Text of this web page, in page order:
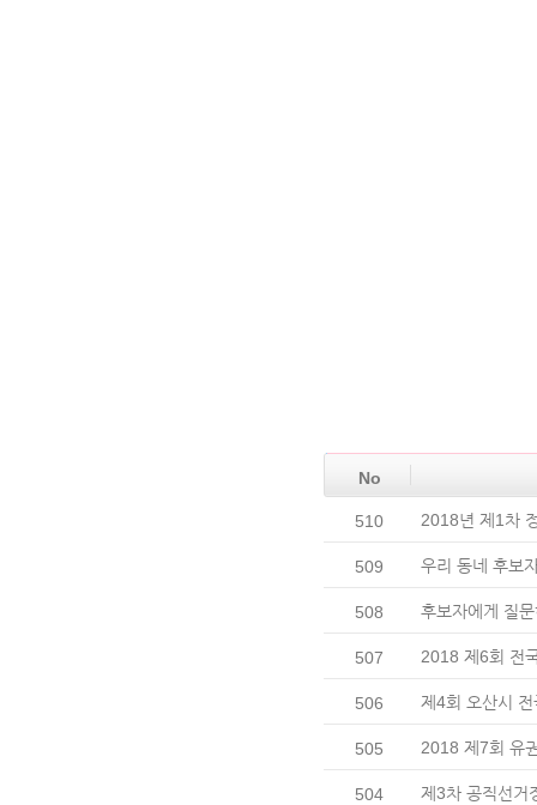
No
510 2018년 제1차
509 우리 동네 후보
508 후보자에게 질
507 2018 제6회 전
506 제4회 오산시
505 2018 제7회 유
504 제3차 공직선거